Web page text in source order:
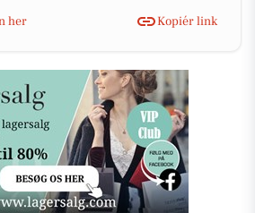
her
Kopiér link